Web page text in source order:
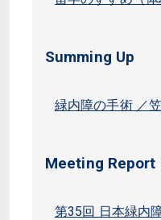
Summing Up
緑内障の手術 ／
Meeting Report
第35回 日本緑内